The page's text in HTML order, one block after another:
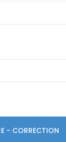
- CORRECTION